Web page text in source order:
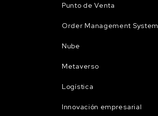
Punto de Venta
Order Management System
Nube
Metaverso
Logística
Innovación empresarial